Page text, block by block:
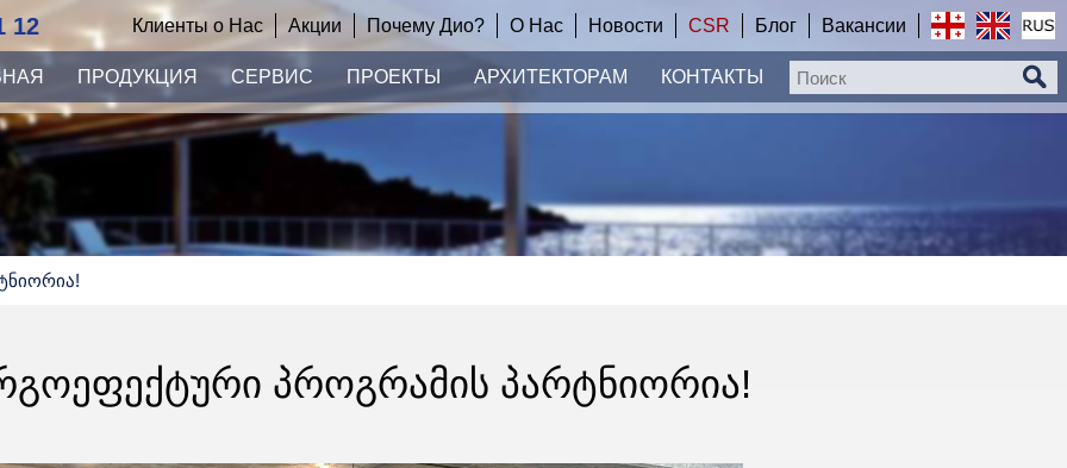
12 Клиенты о Нас Акции Почему Дио? О Нас Новости CSR Блог Вакансии
ПРОДУКЦИЯ СЕРВИС ПРОЕКТЫ АРХИТЕКТОРАМ КОНТАКТЫ
ᲞᲠᲝᲒᲠᲐᲛᲘᲡ ᲞᲐᲠᲢᲜᲘᲝᲠᲘᲐ!